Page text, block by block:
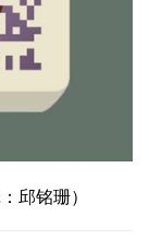
邱铭珊）